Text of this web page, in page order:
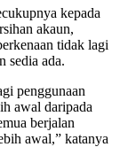
kepada
akaun,
tidak lagi
sedia ada.
penggunaan
awal daripada
berjalan
awal,” katanya